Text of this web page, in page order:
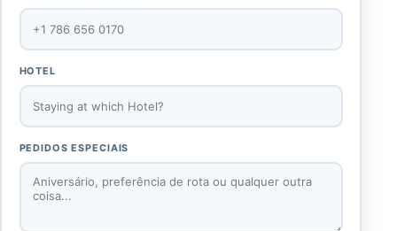
HOTEL
PEDIDOS ESPECIAIS